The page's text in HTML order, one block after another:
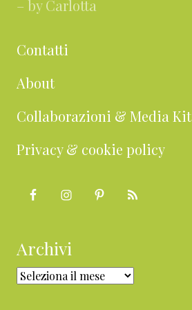
– by Carlotta
Contatti
About
Collaborazioni & Media Kit
Privacy & cookie policy
Archivi
Archivi